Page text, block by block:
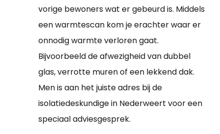
vorige bewoners wat er gebeurd is. Middels
een warmtescan kom je erachter waar er
onnodig warmte verloren gaat.
Bijvoorbeeld de afwezigheid van dubbel
glas, verrotte muren of een lekkend dak.
Men is aan het juiste adres bij de
isolatiedeskundige in Nederweert voor een
speciaal adviesgesprek.